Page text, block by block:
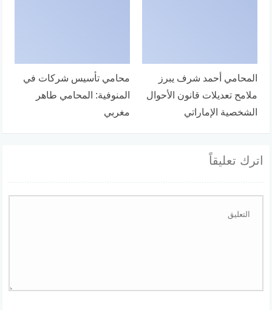
محامي تأسيس شركات في
المنوفية: المحامي طاهر
مغربي
المحامي أحمد شرف يبرز
ملامح تعديلات قانون الأحوال
الشخصية الإماراتي
اترك تعليقاً